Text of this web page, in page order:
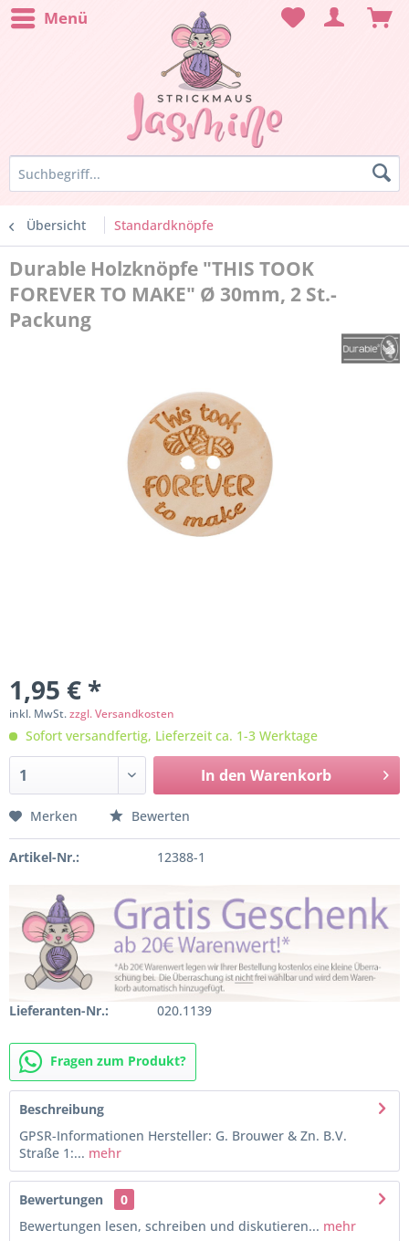
Menü
Übersicht Standardknöpfe
Durable Holzknöpfe "THIS TOOK
FOREVER TO MAKE" Ø 30mm, 2 St.-
Packung
1,95 € *
inkl. MwSt.zzgl. Versandkosten
Sofort versandfertig, Lieferzeit ca. 1-3 Werktage
In den Warenkorb
Merken Bewerten
Artikel-Nr.: 12388-1
Lieferanten-Nr.: 020.1139
Fragen zum Produkt?
Beschreibung
GPSR-Informationen Hersteller: G. Brouwer & Zn. B.V.
Straße 1:... mehr
Bewertungen
0
Bewertungen lesen, schreiben und diskutieren... mehr